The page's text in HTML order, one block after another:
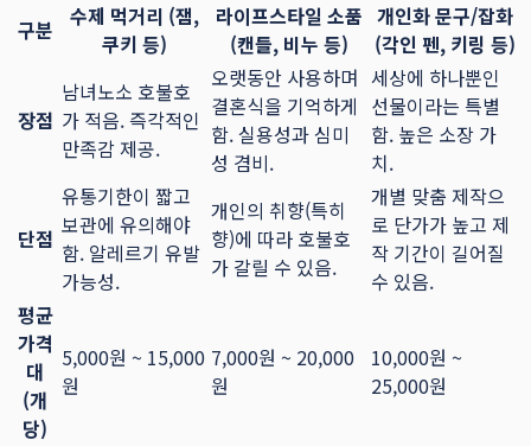
구분
수제 먹거리 (잼,
쿠키 등)
라이프스타일 소품
(캔들, 비누 등)
개인화 문구/잡화
(각인 펜, 키링 등)
장점
남녀노소 호불호
가 적음. 즉각적인
만족감 제공.
오랫동안 사용하며
결혼식을 기억하게
함. 실용성과 심미
성 겸비.
세상에 하나뿐인
선물이라는 특별
함. 높은 소장 가
치.
단점
유통기한이 짧고
보관에 유의해야
함. 알레르기 유발
가능성.
개인의 취향(특히
향)에 따라 호불호
가 갈릴 수 있음.
개별 맞춤 제작으
로 단가가 높고 제
작 기간이 길어질
수 있음.
평균
가격
대
(개
당)
5,000원 ~ 15,000
원
7,000원 ~ 20,000
원
10,000원 ~
25,000원